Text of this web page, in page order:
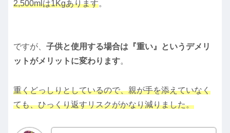
2,500mlは1Kgあります。
ですが、 子供と使用する場合は『重い』というデメリ
ットがメリットに変わります。
重くどっしりとしているので、親が手を添えていなく
ても、ひっくり返すリスクがかなり減りました。